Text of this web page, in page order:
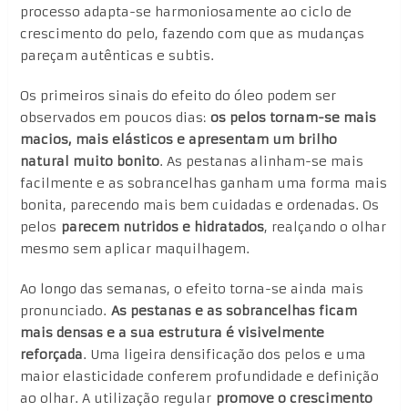
processo adapta-se harmoniosamente ao ciclo de
crescimento do pelo, fazendo com que as mudanças
pareçam autênticas e subtis.
Os primeiros sinais do efeito do óleo podem ser
observados em poucos dias: os pelos tornam-se mais
macios, mais elásticos e apresentam um brilho
natural muito bonito. As pestanas alinham-se mais
facilmente e as sobrancelhas ganham uma forma mais
bonita, parecendo mais bem cuidadas e ordenadas. Os
pelos parecem nutridos e hidratados, realçando o olhar
mesmo sem aplicar maquilhagem.
Ao longo das semanas, o efeito torna-se ainda mais
pronunciado. As pestanas e as sobrancelhas ficam
mais densas e a sua estrutura é visivelmente
reforçada. Uma ligeira densificação dos pelos e uma
maior elasticidade conferem profundidade e definição
ao olhar. A utilização regular promove o crescimento